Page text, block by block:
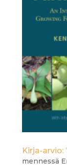
Kirja-arvio:
mennessä